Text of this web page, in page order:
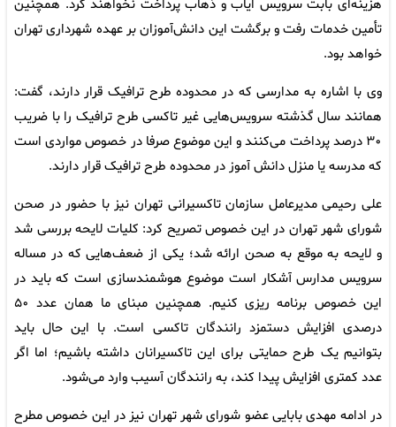
هزینه‌ای بابت سرویس ایاب و ذهاب پرداخت نخواهند کرد. همچنین
تأمین خدمات رفت و برگشت این دانش‌آموزان بر عهده شهرداری تهران
خواهد بود.
وی با اشاره به مدارسی که در محدوده طرح ترافیک قرار دارند، گفت:
همانند سال گذشته سرویس‌هایی غیر تاکسی طرح ترافیک را با ضریب
۳۰ درصد پرداخت می‌کنند و این موضوع صرفا در خصوص مواردی است
که مدرسه یا منزل دانش آموز در محدوده طرح ترافیک قرار دارند.
علی رحیمی مدیرعامل سازمان تاکسیرانی تهران نیز با حضور در صحن
شورای شهر تهران در این خصوص تصریح کرد: کلیات لایحه بررسی شد
و لایحه به موقع به صحن ارائه شد؛ یکی از ضعف‌هایی که در مساله
سرویس مدارس آشکار است موضوع هوشمندسازی است که باید در
این خصوص برنامه ریزی کنیم. همچنین مبنای ما همان عدد ۵۰
درصدی افزایش دستمزد رانندگان تاکسی است. با این حال باید
بتوانیم یک طرح حمایتی برای این‌ تاکسیرانان داشته باشیم؛ اما اگر
عدد کمتری افزایش پیدا کند، به رانندگان آسیب وارد می‌شود.
در ادامه مهدی بابایی عضو شورای شهر تهران نیز در این خصوص مطرح